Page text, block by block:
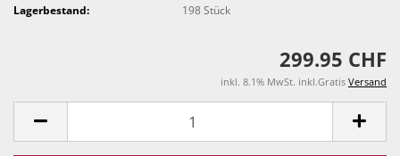
Lagerbestand:
198Stück
299.95 CHF
inkl. 8.1% MwSt. inkl.Gratis Versand